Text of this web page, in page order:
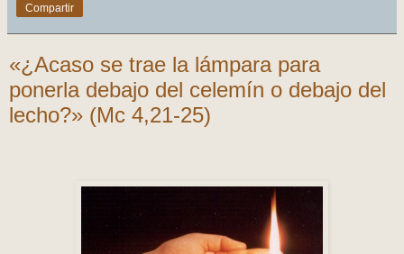
Compartir
«¿Acaso se trae la lámpara para
ponerla debajo del celemín o debajo del
lecho?» (Mc 4,21-25)